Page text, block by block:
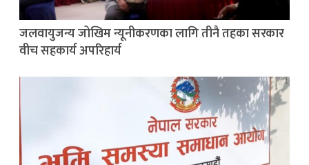
जलवायुजन्य जोखिम न्यूनीकरणका लागि तीनै तहका सरकार
वीच सहकार्य अपरिहार्य